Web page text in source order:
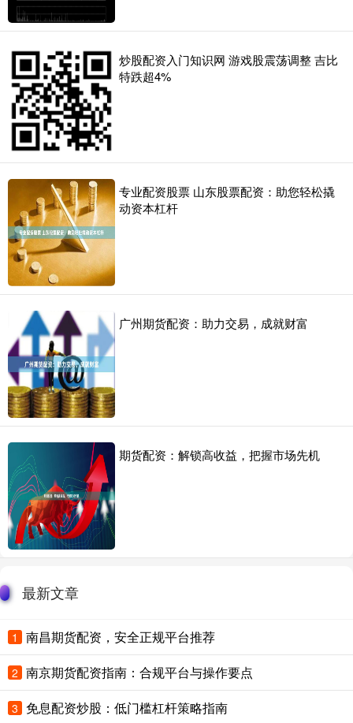
炒股配资入门知识网 游戏股震荡调整 吉比
特跌超4%
专业配资股票 山东股票配资：助您轻松撬
动资本杠杆
广州期货配资：助力交易，成就财富
期货配资：解锁高收益，把握市场先机
最新文章
1 南昌期货配资，安全正规平台推荐
2 南京期货配资指南：合规平台与操作要点
3 免息配资炒股：低门槛杠杆策略指南